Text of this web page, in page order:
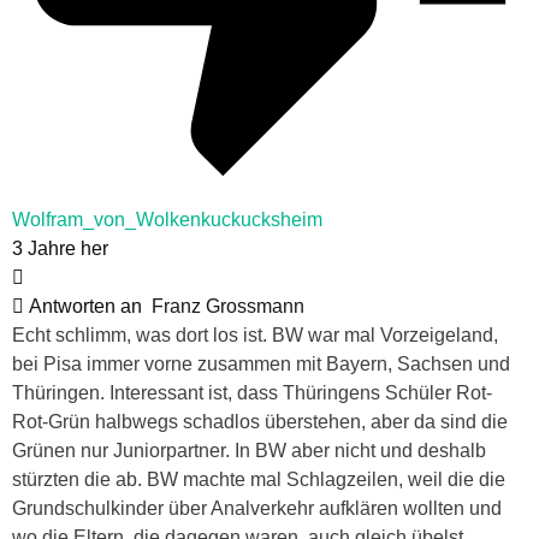
Wolfram_von_Wolkenkuckucksheim
3 Jahre her
Antworten an
Franz Grossmann
Echt schlimm, was dort los ist. BW war mal Vorzeigeland,
bei Pisa immer vorne zusammen mit Bayern, Sachsen und
Thüringen. Interessant ist, dass Thüringens Schüler Rot-
Rot-Grün halbwegs schadlos überstehen, aber da sind die
Grünen nur Juniorpartner. In BW aber nicht und deshalb
stürzten die ab. BW machte mal Schlagzeilen, weil die die
Grundschulkinder über Analverkehr aufklären wollten und